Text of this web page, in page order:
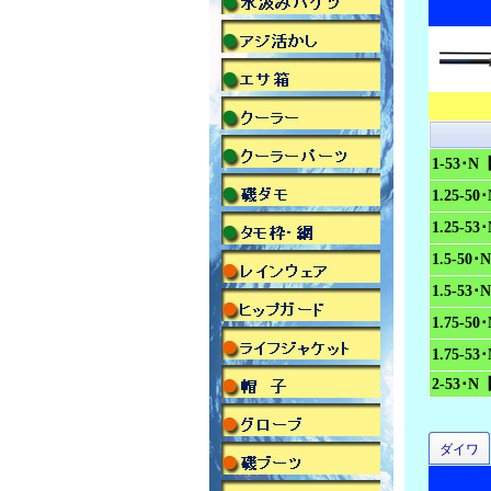
1-53･N
1.25-50
1.25-53
1.5-50･
1.5-53･
1.75-50
1.75-53
2-53･N
ダイワ